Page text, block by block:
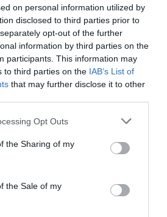
on personal information utilized by
disclosed to third parties prior to
opt-out of the further
information by third parties on the
participants. This information may
to third parties on the IAB’s List of
that may further disclose it to other
app uses one or more Google
usage behaviour. You may click to
Google and its third-party tags to
specified purposes in below Google
Opt Outs
the Sharing of my
the Sale of my
ELŐZŐ CIKK
ÉRTÉKESÍTETT SZIGETE,
HATÓSÁGOK
LÉPHETÜNK
CIKK
EGYSZERRE KISZOLGÁLNI A VILÁG